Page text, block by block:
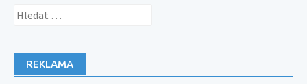
Vyhledávání
REKLAMA